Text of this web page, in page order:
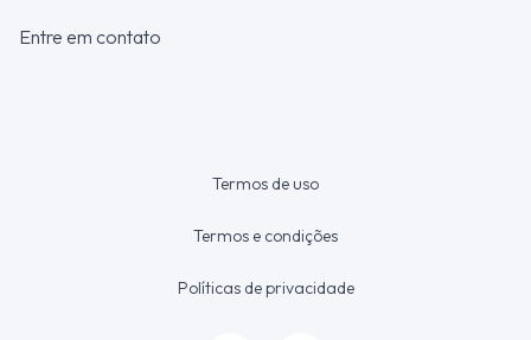
Entre em contato
Termos de uso
Termos e condições
Políticas de privacidade